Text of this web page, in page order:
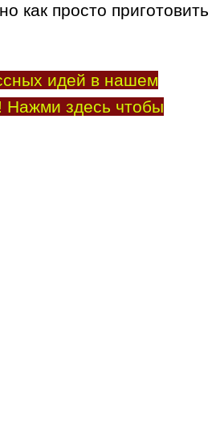
как просто приготовить
идей в нашем
Нажми здесь чтобы